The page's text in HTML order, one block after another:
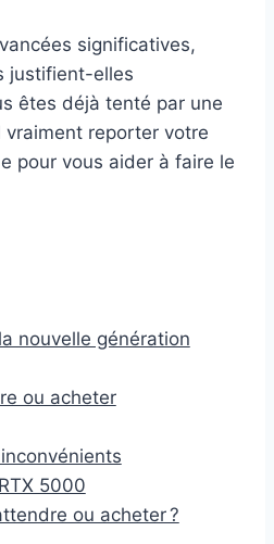
significatives,
justifient-elles
êtes déjà tenté par une
reporter votre
pour vous aider à faire le
nouvelle génération
ou acheter
5000
ou acheter ?